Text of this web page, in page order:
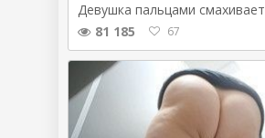
81 185
67